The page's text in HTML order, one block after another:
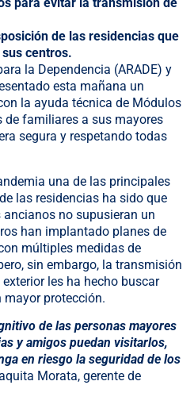
de las residencias que
centros.
la Dependencia (ARADE) y
esta mañana un
la ayuda técnica de Módulos
de familiares a sus mayores
segura y respetando todas
una de las principales
las residencias ha sido que
no supusieran un
han implantado planes de
múltiples medidas de
sin embargo, la transmisión
les ha hecho buscar
mayor protección.
de las personas mayores
y amigos puedan visitarlos,
en riesgo la seguridad de los
Morata, gerente de